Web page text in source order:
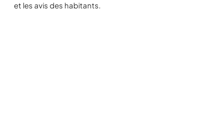
et les avis des habitants.